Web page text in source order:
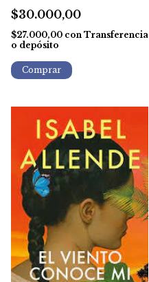
$30.000,00
$27.000,00 con Transferencia
o depósito